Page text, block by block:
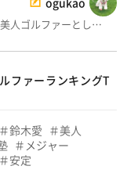
人ゴルファーとし…
ファーランキングT
鈴木愛
美人
メジャー
安定